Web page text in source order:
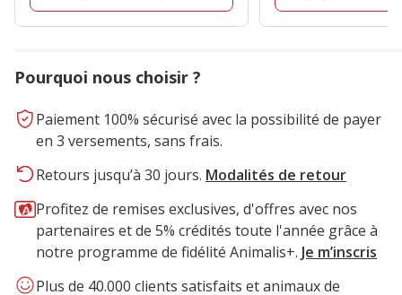
Pourquoi nous choisir ?
Paiement 100% sécurisé avec la possibilité de payer
en 3 versements, sans frais.
Retours jusqu’à 30 jours. Modalités de retour
Profitez de remises exclusives, d'offres avec nos
partenaires et de 5% crédités toute l'année grâce à
notre programme de fidélité Animalis+. Je m’inscris
Plus de 40.000 clients satisfaits et animaux de